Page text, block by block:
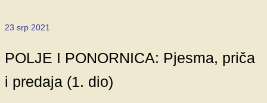
23 srp 2021
POLJE I PONORNICA: Pjesma, priča
i predaja (1. dio)